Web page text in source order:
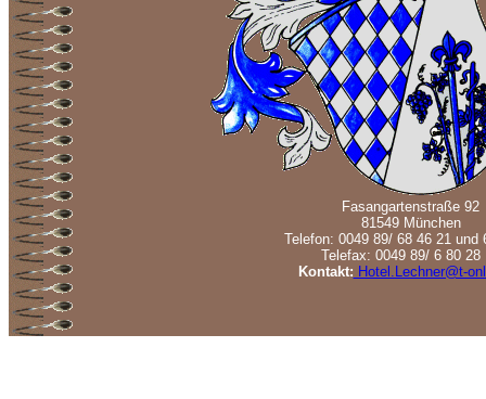
Fasangartenstraße 92
81549 München
Telefon: 0049 89/ 68 46 21 und
Telefax: 0049 89/ 6 80 28
Kontakt: Hotel.Lechner@t-